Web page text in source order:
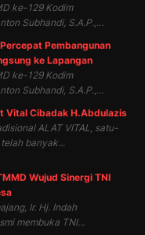
ke-129 Kodim
Subhandi, S.A.P.,...
Pembangunan
ke Lapangan
ke-129 Kodim
Subhandi, S.A.P.,...
Vital Cibadak H.Abdulazis
ALAT VITAL, satu-
banyak...
Wujud Sinergi TNI
Ir. Hj. Indah
membuka TNI...